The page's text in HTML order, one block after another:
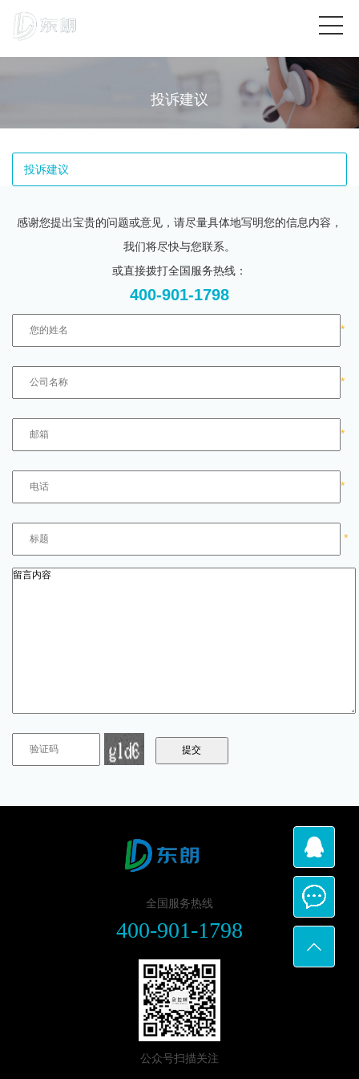
投诉建议
投诉建议
感谢您提出宝贵的问题或意见，请尽量具体地写明您的信息内容，
我们将尽快与您联系。
或直接拨打全国服务热线：
400-901-1798
*
*
*
*
*
全国服务热线
400-901-1798
公众号扫描关注